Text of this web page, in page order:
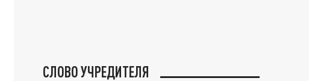
СЛОВО УЧРЕДИТЕЛЯ